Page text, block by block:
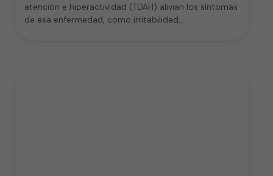
atención e hiperactividad (TDAH) alivian los síntomas
de esa enfermedad, como irritabilidad,…